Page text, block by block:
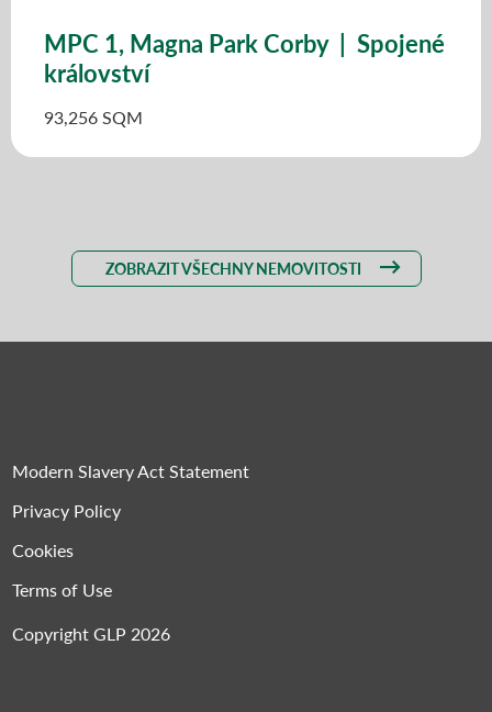
MPC 1, Magna Park Corby | Spojené
království
93,256 SQM
ZOBRAZIT VŠECHNY NEMOVITOSTI
Modern Slavery Act Statement
Privacy Policy
Cookies
Terms of Use
Copyright GLP 2026